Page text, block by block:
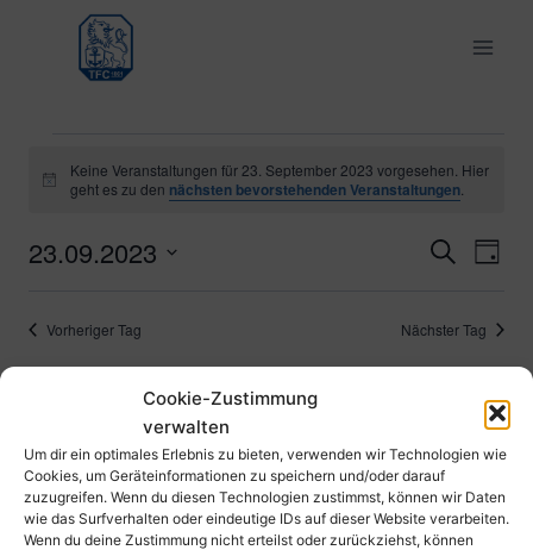
Cookie-Zustimmung
verwalten
Um dir ein optimales Erlebnis zu bieten, verwenden wir Technologien wie
Cookies, um Geräteinformationen zu speichern und/oder darauf
zuzugreifen. Wenn du diesen Technologien zustimmst, können wir Daten
wie das Surfverhalten oder eindeutige IDs auf dieser Website verarbeiten.
Wenn du deine Zustimmung nicht erteilst oder zurückziehst, können
springen
Veranstaltungen
23.
September
Hinweis
Keine Veranstaltungen für 23. September 2023 vorgesehen. Hier
geht es zu den nächsten bevorstehenden Veranstaltungen
und
SucheTag
23.09.2023
wählen.
Vorheriger Tag Nächster Tag
Kalender abonnieren